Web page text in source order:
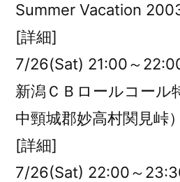
Summer Vacation
[詳細]
7/26(Sat) 21:00～
新潟ＣＢロールコール
中頸城郡妙高村関見峠）
[詳細]
7/26(Sat) 22:00～